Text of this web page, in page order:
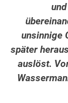
unsinnige
später
auslöst.